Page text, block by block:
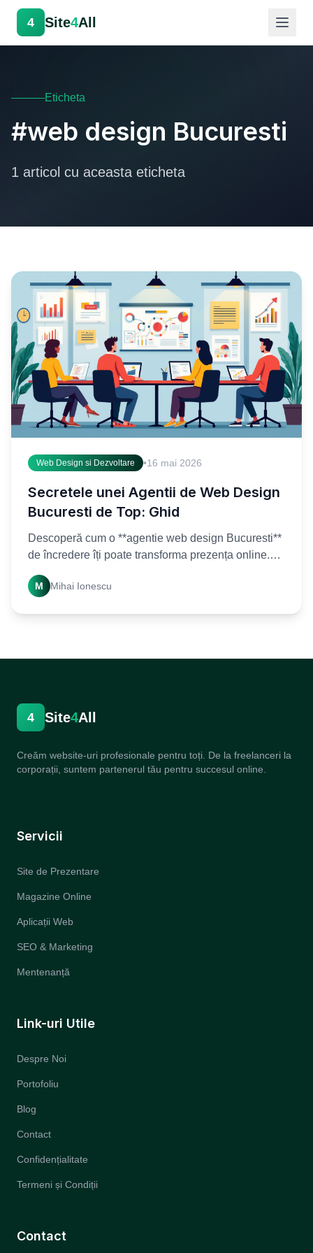
4 Site4All
Eticheta
#web design Bucuresti
1 articol cu aceasta eticheta
Web Design si Dezvoltare •16 mai 2026
Secretele unei Agentii de Web Design
Bucuresti de Top: Ghid
Descoperă cum o **agentie web design Bucuresti**
de încredere îți poate transforma prezența online.
M Mihai Ionescu
4 Site4All
Creăm website-uri profesionale pentru toți. De la freelanceri la
corporații, suntem partenerul tău pentru succesul online.
Servicii
Site de Prezentare
Magazine Online
Aplicații Web
SEO & Marketing
Mentenanță
Link-uri Utile
Despre Noi
Portofoliu
Blog
Contact
Confidențialitate
Termeni și Condiții
Contact